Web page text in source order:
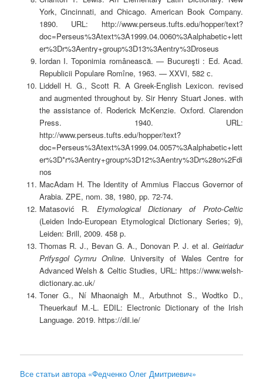
York, Cincinnati, and Chicago. American Book Company.
1890. URL: http://www.perseus.tufts.edu/hopper/text?
doc=Perseus%3Atext%3A1999.04.0060%3Aalphabetic+lett
er%3Dr%3Aentry+group%3D13%3Aentry%3Droseus
Iordan I. Toponimia românească. — Bucureşti : Ed. Acad.
Republicii Populare Romîne, 1963. — XXVI, 582 с.
Liddell H. G., Scott R. A Greek-English Lexicon. revised
and augmented throughout by. Sir Henry Stuart Jones. with
the assistance of. Roderick McKenzie. Oxford. Clarendon
Press. 1940. URL:
http://www.perseus.tufts.edu/hopper/text?
doc=Perseus%3Atext%3A1999.04.0057%3Aalphabetic+lett
er%3D*r%3Aentry+group%3D12%3Aentry%3Dr%28o%2Fdi
nos
MacAdam H. The Identity of Ammius Flaccus Governor of
Arabia. ZPE, nom. 38, 1980, pp. 72-74.
Matasović R. Etymological Dictionary of Proto-Celtic
(Leiden Indo-European Etymological Dictionary Series; 9),
Leiden: Brill, 2009. 458 p.
Thomas R. J., Bevan G. A., Donovan P. J. et al. Geiriadur
Prifysgol Cymru Online. University of Wales Centre for
Advanced Welsh & Celtic Studies, URL: https://www.welsh-
dictionary.ac.uk/
Toner G., Ní Mhaonaigh M., Arbuthnot S., Wodtko D.,
Theuerkauf M.-L. EDIL: Electronic Dictionary of the Irish
Language. 2019. https://dil.ie/
Все статьи автора «Федченко Олег Дмитриевич»